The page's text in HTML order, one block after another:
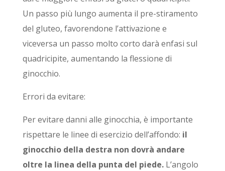
Un passo più lungo aumenta il pre-stiramento
del gluteo, favorendone l’attivazione e
viceversa un passo molto corto darà enfasi sul
quadricipite, aumentando la flessione di
ginocchio.
Errori da evitare:
Per evitare danni alle ginocchia, è importante
rispettare le linee di esercizio dell’affondo: il
ginocchio della destra non dovrà andare
oltre la linea della punta del piede.L’angolo